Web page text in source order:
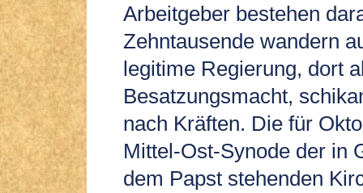
Arbeitgeber bestehen
Zehntausende wandern
legitime Regierung, dort
Besatzungsmacht,
nach Kräften. Die für
Mittel-Ost-Synode der in
dem Papst stehenden